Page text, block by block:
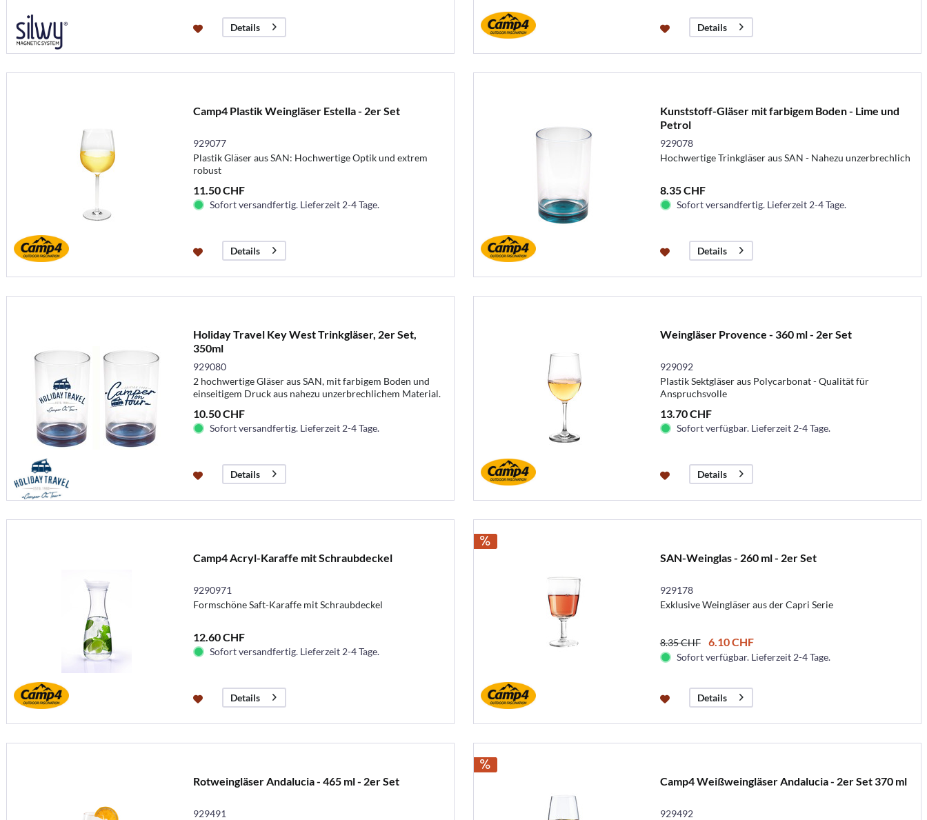
Details Details
Camp4 Plastik Weingläser Estella - 2er Set
929077
Plastik Gläser aus SAN: Hochwertige Optik und extrem
robust
11.50 CHF
Sofort versandfertig. Lieferzeit 2-4 Tage.
Details
Kunststoff-Gläser mit farbigem Boden - Lime und
Petrol
929078
Hochwertige Trinkgläser aus SAN - Nahezu unzerbrechlich
8.35 CHF
Sofort versandfertig. Lieferzeit 2-4 Tage.
Details
Holiday Travel Key West Trinkgläser, 2er Set,
350ml
929080
2 hochwertige Gläser aus SAN, mit farbigem Boden und
einseitigem Druck aus nahezu unzerbrechlichem Material.
anderem Druck farblich abgestimmt auf die "Holiday
Travel" - Serie.
10.50 CHF
Sofort versandfertig. Lieferzeit 2-4 Tage.
Details
Weingläser Provence - 360 ml - 2er Set
929092
Plastik Sektgläser aus Polycarbonat - Qualität für
Anspruchsvolle
13.70 CHF
Sofort verfügbar. Lieferzeit 2-4 Tage.
Details
Camp4 Acryl-Karaffe mit Schraubdeckel
9290971
Formschöne Saft-Karaffe mit Schraubdeckel
12.60 CHF
Sofort versandfertig. Lieferzeit 2-4 Tage.
Details
SAN-Weinglas - 260 ml - 2er Set
929178
Exklusive Weingläser aus der Capri Serie
8.35 CHF 6.10 CHF
Sofort verfügbar. Lieferzeit 2-4 Tage.
Details
Rotweingläser Andalucia - 465 ml - 2er Set
929491
Camp4 Weißweingläser Andalucia - 2er Set 370 ml
929492